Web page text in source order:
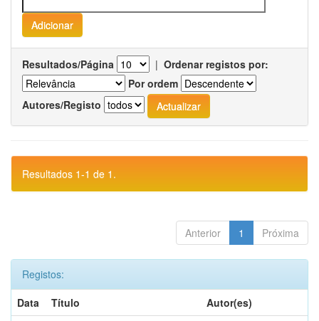
Resultados/Página | Ordenar registos por:
Por ordem
Autores/Registo
Resultados 1-1 de 1.
Anterior 1 Próxima
Registos:
Data
Título
Autor(es)